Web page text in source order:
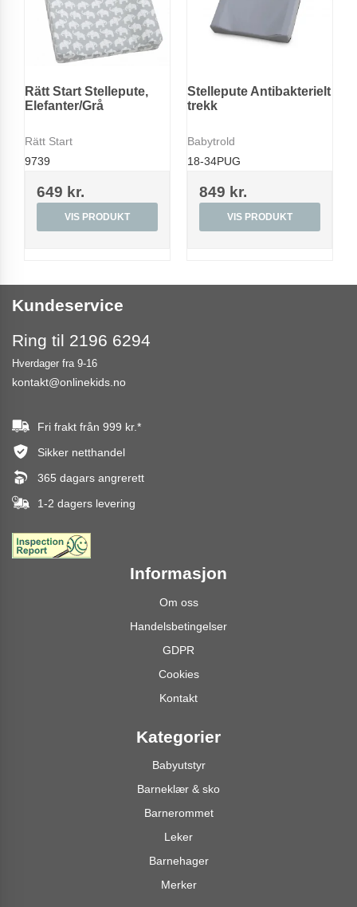
Rätt Start Stellepute,
Elefanter/Grå
Rätt Start
9739
649 kr.
VIS PRODUKT
Stellepute Antibakterielt
trekk
Babytrold
18-34PUG
849 kr.
VIS PRODUKT
Kundeservice
Ring til 2196 6294
Hverdager fra 9-16
kontakt@onlinekids.no
Fri frakt från 999 kr.*
Sikker netthandel
365 dagars angrerett
1-2 dagers levering
Informasjon
Om oss
Handelsbetingelser
GDPR
Cookies
Kontakt
Kategorier
Babyutstyr
Barneklær & sko
Barnerommet
Leker
Barnehager
Merker